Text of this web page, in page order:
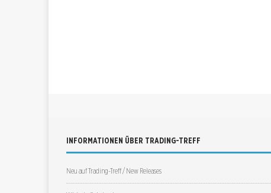
INFORMATIONEN ÜBER TRADING-TREFF
Neu auf Trading-Treff / New Releases